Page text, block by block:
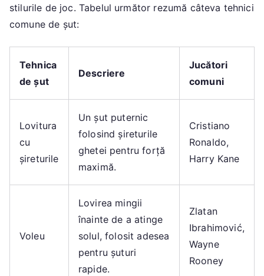
stilurile de joc. Tabelul următor rezumă câteva tehnici
comune de șut:
Tehnica
de șut
Descriere
Jucători
comuni
Lovitura
cu
șireturile
Un șut puternic
folosind șireturile
ghetei pentru forță
maximă.
Cristiano
Ronaldo,
Harry Kane
Voleu
Lovirea mingii
înainte de a atinge
solul, folosit adesea
pentru șuturi
rapide.
Zlatan
Ibrahimović,
Wayne
Rooney